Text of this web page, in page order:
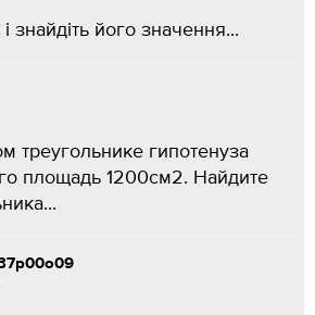
знайдіть його значення...
треугольнике гипотенуза
площадь 1200см2. Найдите